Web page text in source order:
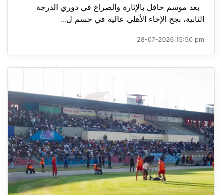
بعد موسم حافل بالإثارة والصراع في دوري الدرجة
الثانية، نجح الإخاء الأهلي عاليه في حسم ل...
28-07-2026 15:50 pm